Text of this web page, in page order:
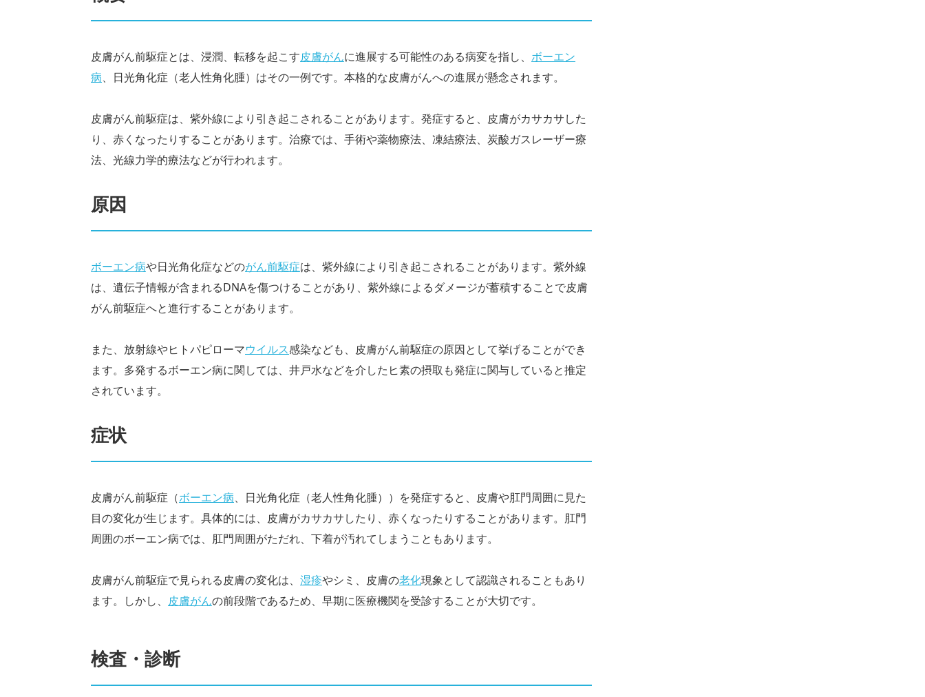
皮膚がん前駆症とは、浸潤、転移を起こす皮膚がんに進展する可能性のある病変を指し、 ボーエン
病、日光角化症（老人性角化腫）はその一例です。本格的な皮膚がんへの進展が懸念されます。
皮膚がん前駆症は、紫外線により引き起こされることがあります。発症すると、皮膚がカサカサした
り、赤くなったりすることがあります。治療では、手術や薬物療法、凍結療法、炭酸ガスレーザー療
法、光線力学的療法などが行われます。
原因
ボーエン病や日光角化症などのがん前駆症は、紫外線により引き起こされることがあります。紫外線
は、遺伝子情報が含まれるDNAを傷つけることがあり、紫外線によるダメージが蓄積することで皮膚
がん前駆症へと進行することがあります。
また、放射線やヒトパピローマウイルス感染なども、皮膚がん前駆症の原因として挙げることができ
ます。多発するボーエン病に関しては、井戸水などを介したヒ素の摂取も発症に関与していると推定
されています。
症状
皮膚がん前駆症（ボーエン病、日光角化症（老人性角化腫））を発症すると、皮膚や肛門周囲に見た
目の変化が生じます。具体的には、皮膚がカサカサしたり、赤くなったりすることがあります。肛門
周囲のボーエン病では、肛門周囲がただれ、下着が汚れてしまうこともあります。
皮膚がん前駆症で見られる皮膚の変化は、 湿疹やシミ、皮膚の老化現象として認識されることもあり
ます。しかし、 皮膚がんの前段階であるため、早期に医療機関を受診することが大切です。
検査・診断